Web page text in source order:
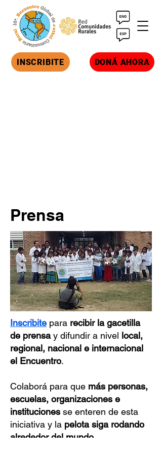
DONÁ AHORA
INSCRIBITE
Prensa
Inscribite para recibir la gacetilla
de prensay difundir a nivel local,
regional, nacional e internacional
el Encuentro.
Colaborá para que más personas,
escuelas, organizaciones e
instituciones se enteren de esta
iniciativa y la pelota siga rodando
alrededor del mundo.